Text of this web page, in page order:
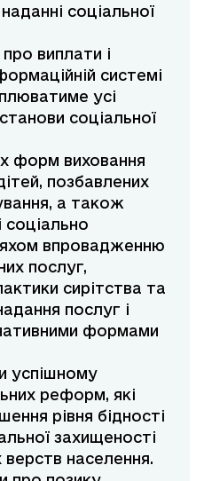
соціальної
про виплати і
системі
усі
соціальної
форм виховання
позбавлених
а також
соціально
впровадженню
послуг,
сирітства та
послуг і
формами
успішному
реформ, які
рівня бідності
захищеності
верств населення.